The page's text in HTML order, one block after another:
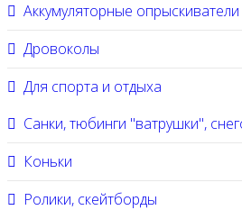
Аккумуляторные опрыскиватели
Дровоколы
Для спорта и отдыха
Санки, тюбинги "ватрушки",
Коньки
Ролики, скейтборды